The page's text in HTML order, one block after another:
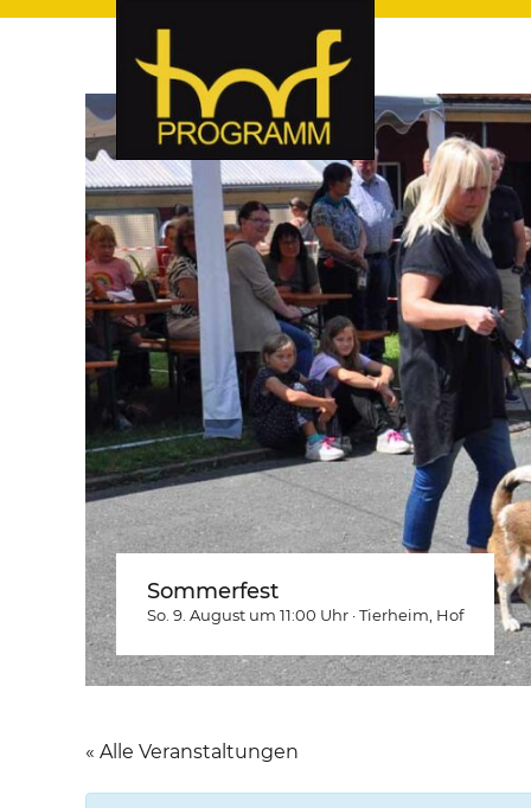
hof-programm – das
hof-programm – das Veranstaltungsportal für Hof und
Sommerfest
So. 9. August um 11:00 Uhr ·Tierheim , Hof
« Alle Veranstaltungen